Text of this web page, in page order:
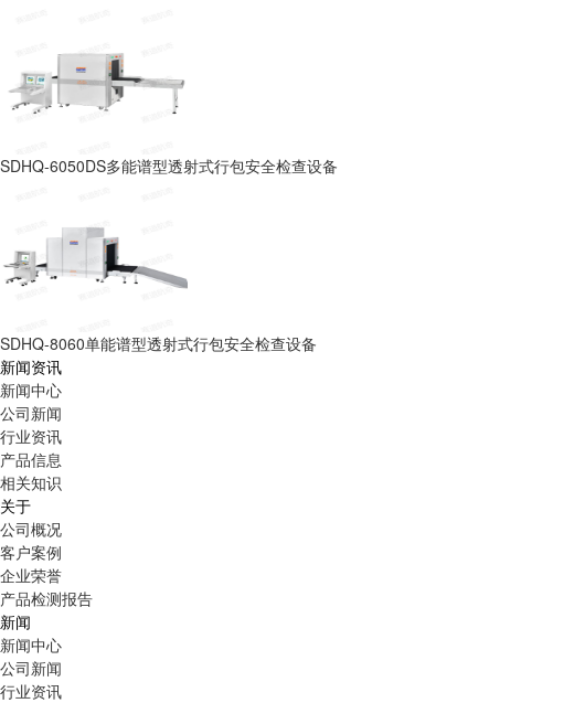
SDHQ-6050DS多能谱型透射式行包安全检查设备
SDHQ-8060单能谱型透射式行包安全检查设备
新闻资讯
新闻中心
公司新闻
行业资讯
产品信息
相关知识
关于
公司概况
客户案例
企业荣誉
产品检测报告
新闻
新闻中心
公司新闻
行业资讯